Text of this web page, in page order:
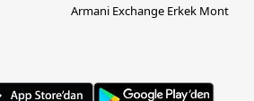
Armani Exchange Erkek Mont